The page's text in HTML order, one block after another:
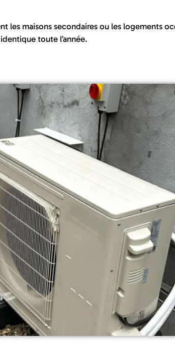
les maisons secondaires ou les logements
toute l’année.